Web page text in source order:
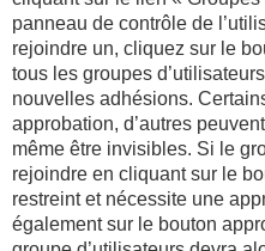
panneau de contrôle de
rejoindre un, cliquez sur le
tous les groupes
nouvelles adhésions.
approbation, d’autres
même être invisibles. Si le
rejoindre en cliquant sur le
restreint et nécessite une
également sur le bouton